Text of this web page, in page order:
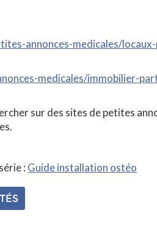
annonces-medicales/
medicales/immobilier-
sur des sites de petites
: Guide installation ostéo